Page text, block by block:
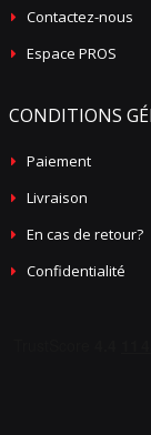
Contactez-nous
Espace PROS
CONDITIONS
Paiement
Livraison
En cas de retour?
Confidentialité